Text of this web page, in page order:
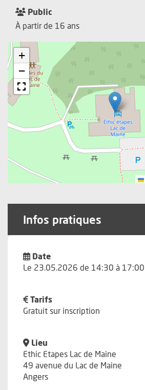
Public
À partir de 16 ans
+
−
Infos pratiques
Date
Le 23.05.2026 de 14:30 à 17:00
Tarifs
Gratuit sur inscription
Lieu
Ethic Etapes Lac de Maine
49 avenue du Lac de Maine
Angers